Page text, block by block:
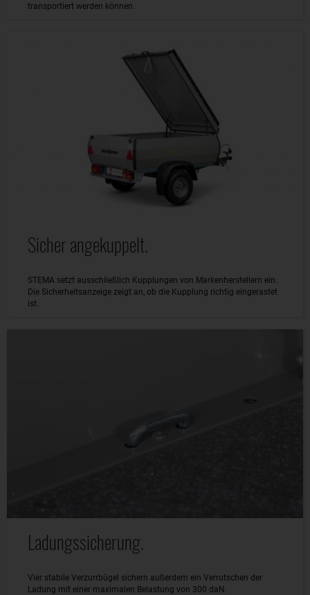
transportiert werden können.
Sicher angekuppelt.
STEMA setzt ausschließlich Kupplungen von Markenherstellern ein.
Die Sicherheitsanzeige zeigt an, ob die Kupplung richtig eingerastet
ist.
Ladungssicherung.
Vier stabile Verzurrbügel sichern außerdem ein Verrutschen der
Ladung mit einer maximalen Belastung von 300 daN.